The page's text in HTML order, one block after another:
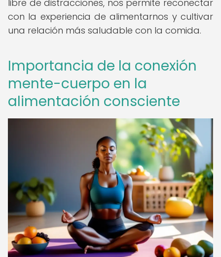
libre de distracciones, nos permite reconectar
con la experiencia de alimentarnos y cultivar
una relación más saludable con la comida.
Importancia de la conexión
mente-cuerpo en la
alimentación consciente